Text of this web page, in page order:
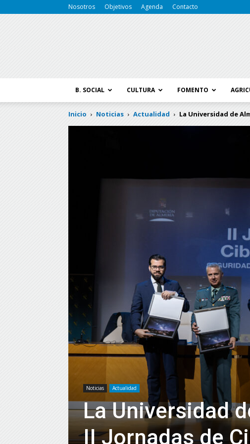
Nosotros Objetivos Agenda Contacto
B. SOCIAL CULTURA FOMENTO
Inicio Noticias Actualidad La Universidad de
Noticias Actualidad
La Universidad
II Jornadas de